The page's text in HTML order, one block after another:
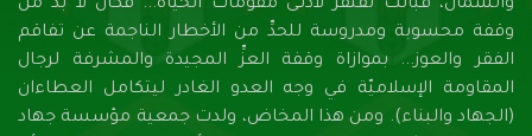
والشمال، فباتت تفتقر لأدنـى مقومات الحياة... فكان لا بُدَّ من
وقفة محسوبة ومدروسة للحدِّ من الأخطار الناجمة عن تفاقم
الفقر والعوز... بموازاة وقفة العزِّ المجيدة والمشرفة لرجال
المقاومة الإسلاميّة في وجه العدو الغادر ليتكامل العطاءان
(الجهاد والبناء). ومن هذا المخاض، ولدت جمعية مؤسسة جهاد